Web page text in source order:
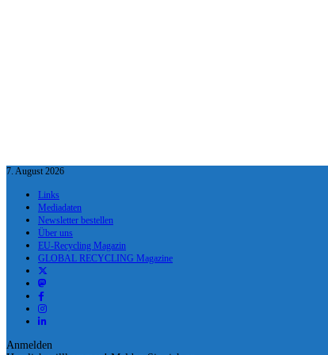
7. August 2026
Links
Mediadaten
Newsletter bestellen
Über uns
EU-Recycling Magazin
GLOBAL RECYCLING Magazine
Anmelden